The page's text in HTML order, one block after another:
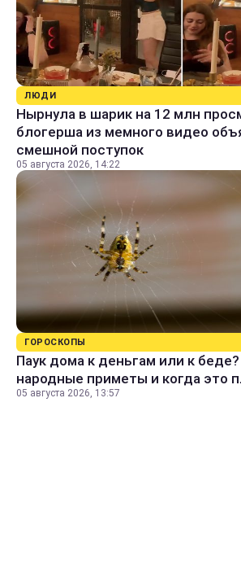
ЛЮДИ
Нырнула в шарик на 12 млн
блогерша из мемного видео
смешной поступок
05 августа 2026, 14:22
ГОРОСКОПЫ
Паук дома к деньгам или к
народные приметы и когда это
05 августа 2026, 13:57